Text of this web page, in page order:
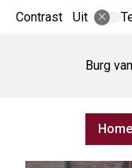
Contrast Uit
Burg
Home